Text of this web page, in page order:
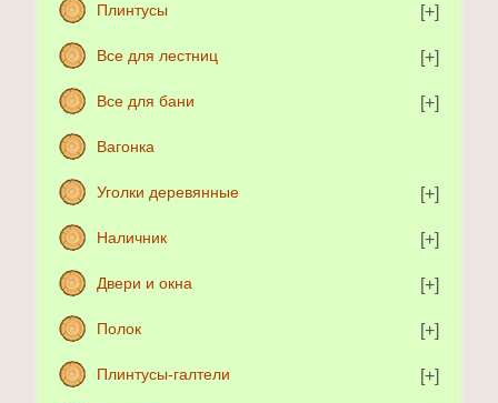
Плинтусы
Все для лестниц
Все для бани
Вагонка
Уголки деревянные
Наличник
Двери и окна
Полок
Плинтусы-галтели